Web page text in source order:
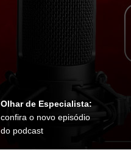
Olhar de Especialista:
confira o novo episódio
do podcast